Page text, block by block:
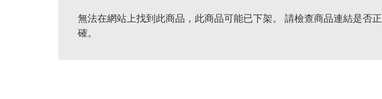
無法在網站上找到此商品，此商品可能已下架。 請檢查商品連結是否正
確。